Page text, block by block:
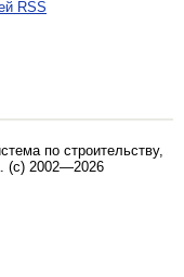
RSS
по строительству,
. (c) 2002—2026